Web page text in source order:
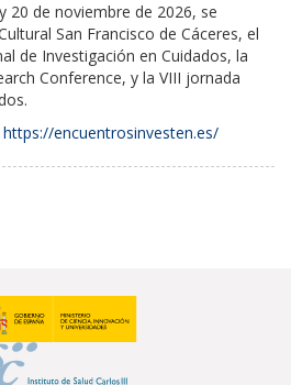
20 de noviembre de 2026, se
San Francisco de Cáceres, el
de Investigación en Cuidados, la
Conference, y la VIII jornada
https://encuentrosinvesten.es/